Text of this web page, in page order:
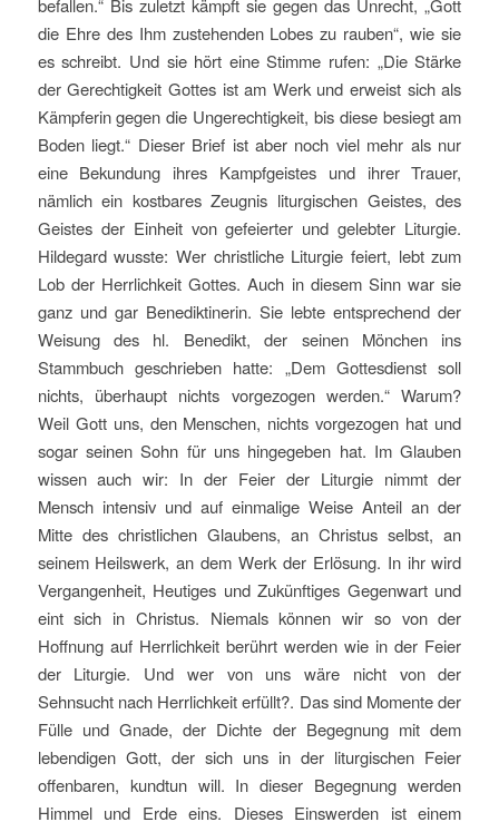
befallen.“ Bis zuletzt kämpft sie gegen das Unrecht, „Gott
die Ehre des Ihm zustehenden Lobes zu rauben“, wie sie
es schreibt. Und sie hört eine Stimme rufen: „Die Stärke
der Gerechtigkeit Gottes ist am Werk und erweist sich als
Kämpferin gegen die Ungerechtigkeit, bis diese besiegt am
Boden liegt.“ Dieser Brief ist aber noch viel mehr als nur
eine Bekundung ihres Kampfgeistes und ihrer Trauer,
nämlich ein kostbares Zeugnis liturgischen Geistes, des
Geistes der Einheit von gefeierter und gelebter Liturgie.
Hildegard wusste: Wer christliche Liturgie feiert, lebt zum
Lob der Herrlichkeit Gottes. Auch in diesem Sinn war sie
ganz und gar Benediktinerin. Sie lebte entsprechend der
Weisung des hl. Benedikt, der seinen Mönchen ins
Stammbuch geschrieben hatte: „Dem Gottesdienst soll
nichts, überhaupt nichts vorgezogen werden.“ Warum?
Weil Gott uns, den Menschen, nichts vorgezogen hat und
sogar seinen Sohn für uns hingegeben hat. Im Glauben
wissen auch wir: In der Feier der Liturgie nimmt der
Mensch intensiv und auf einmalige Weise Anteil an der
Mitte des christlichen Glaubens, an Christus selbst, an
seinem Heilswerk, an dem Werk der Erlösung. In ihr wird
Vergangenheit, Heutiges und Zukünftiges Gegenwart und
eint sich in Christus. Niemals können wir so von der
Hoffnung auf Herrlichkeit berührt werden wie in der Feier
der Liturgie. Und wer von uns wäre nicht von der
Sehnsucht nach Herrlichkeit erfüllt?. Das sind Momente der
Fülle und Gnade, der Dichte der Begegnung mit dem
lebendigen Gott, der sich uns in der liturgischen Feier
offenbaren, kundtun will. In dieser Begegnung werden
Himmel und Erde eins. Dieses Einswerden ist einem